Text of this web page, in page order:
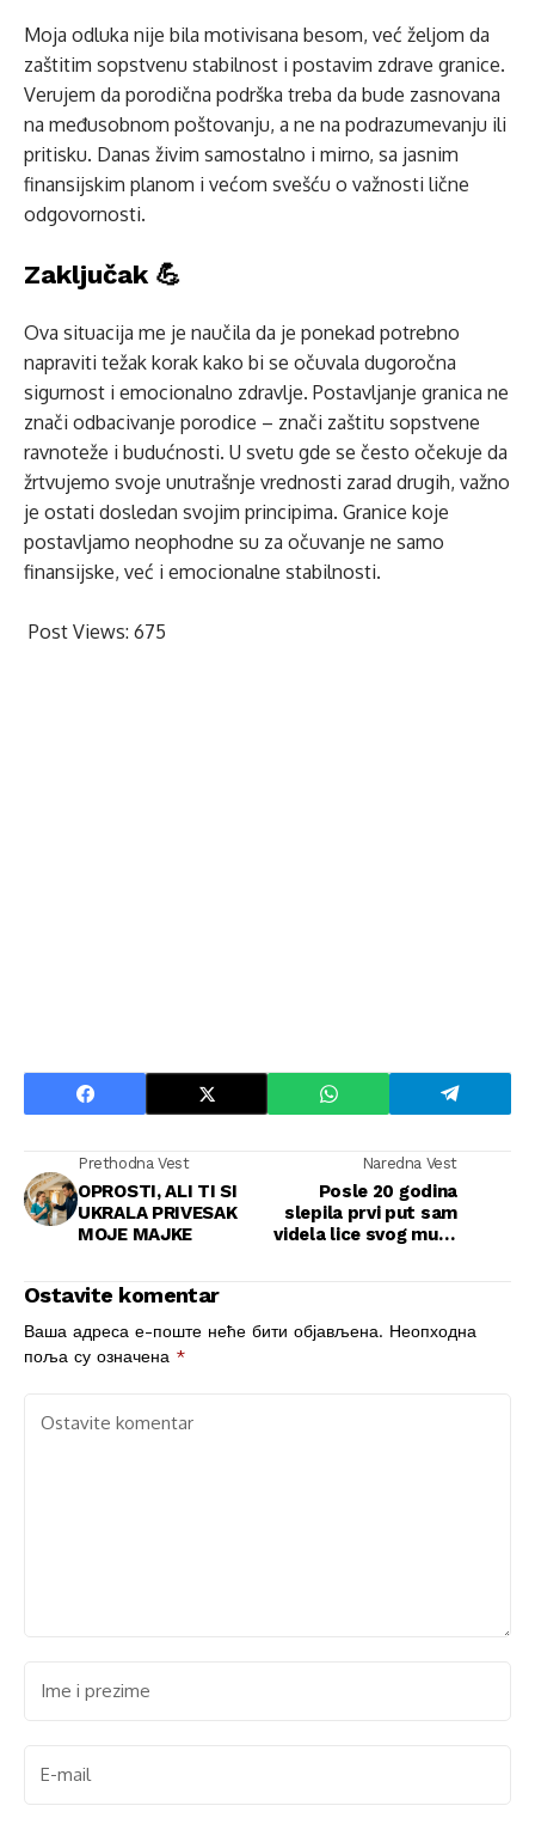
Moja odluka nije bila motivisana besom, već željom da
zaštitim sopstvenu stabilnost i postavim zdrave granice.
Verujem da porodična podrška treba da bude zasnovana
na međusobnom poštovanju, a ne na podrazumevanju ili
pritisku. Danas živim samostalno i mirno, sa jasnim
finansijskim planom i većom svešću o važnosti lične
odgovornosti.
Zaključak 💪
Ova situacija me je naučila da je ponekad potrebno
napraviti težak korak kako bi se očuvala dugoročna
sigurnost i emocionalno zdravlje. Postavljanje granica ne
znači odbacivanje porodice – znači zaštitu sopstvene
ravnoteže i budućnosti. U svetu gde se često očekuje da
žrtvujemo svoje unutrašnje vrednosti zarad drugih, važno
je ostati dosledan svojim principima. Granice koje
postavljamo neophodne su za očuvanje ne samo
finansijske, već i emocionalne stabilnosti.
Post Views: 675
Prethodna Vest
OPROSTI, ALI TI SI
UKRALA PRIVESAK
MOJE MAJKE
Naredna Vest
Posle 20 godina
slepila prvi put sam
videla lice svog muža
Ostavite komentar
Ваша адреса е-поште неће бити објављена. Неопходна
поља су означена *